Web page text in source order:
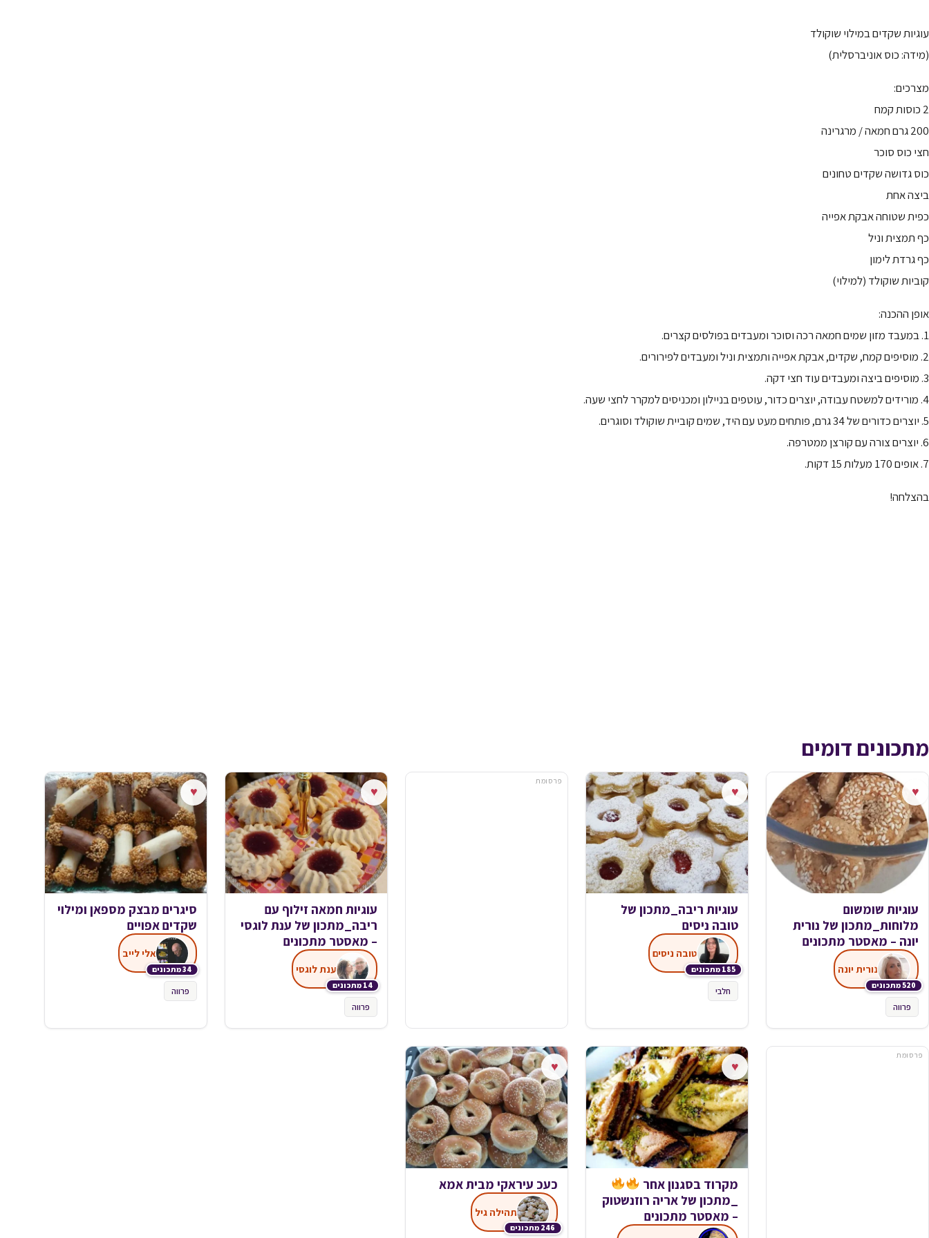
עוגיות שקדים במילוי שוקולד
(מידה: כוס אוניברסלית)
מצרכים:
2 כוסות קמח
200 גרם חמאה / מרגרינה
חצי כוס סוכר
כוס גדושה שקדים טחונים
ביצה אחת
כפית שטוחה אבקת אפייה
כף תמצית וניל
כף גרדת לימון
קוביות שוקולד (למילוי)
אופן ההכנה:
1. במעבד מזון שמים חמאה רכה וסוכר ומעבדים בפולסים קצרים.
2. מוסיפים קמח, שקדים, אבקת אפייה ותמצית וניל ומעבדים לפירורים.
3. מוסיפים ביצה ומעבדים עוד חצי דקה.
4. מורידים למשטח עבודה, יוצרים כדור, עוטפים בניילון ומכניסים למקרר לחצי שעה.
5. יוצרים כדורים של 34 גרם, פותחים מעט עם היד, שמים קוביית שוקולד וסוגרים.
6. יוצרים צורה עם קורצן ממטרפה.
7. אופים 170 מעלות 15 דקות.
בהצלחה!
מתכונים דומים
♥
עוגיות שומשום
מלוחות_מתכון של נורית
יונה – מאסטר מתכונים
520 מתכונים
נורית יונה
פרווה
♥
עוגיות ריבה_מתכון של
טובה ניסים
185 מתכונים
טובה ניסים
חלבי
פרסומת
♥
עוגיות חמאה זילוף עם
ריבה_מתכון של ענת לוגסי
– מאסטר מתכונים
14 מתכונים
ענת לוגסי
פרווה
♥
סיגרים מבצק מספאן ומילוי
שקדים אפויים
34 מתכונים
אלי לייב
פרווה
פרסומת
♥
מקרוד בסגנון אחר
_מתכון של אריה רוזנשטוק
– מאסטר מתכונים
♥
כעכ עיראקי מבית אמא
246 מתכונים
תהילה גיל